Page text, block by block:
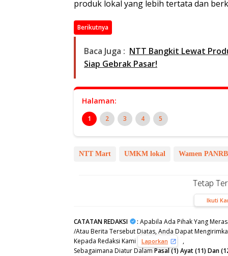
produk lokal yang lebih tertata dan
Berikutnya
Baca Juga : NTT Bangkit Lewat
Siap Gebrak Pasar!
Halaman:
1 2 3 4 5
NTT Mart UMKM lokal Wamen PANRB
Tetap
Ikuti
CATATAN REDAKSI : Apabila Ada Pihak Yang
/Atau Berita Tersebut Diatas, Anda Dapat
Kepada Redaksi Kami
Laporkan
,
Sebagaimana Diatur DalamPasal (1) Ayat (11) Dan